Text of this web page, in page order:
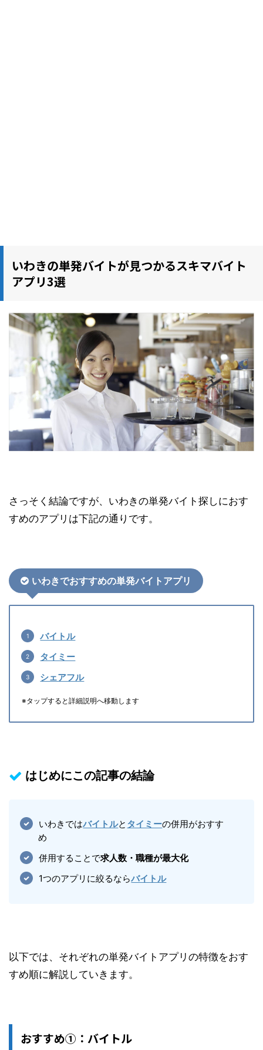
いわきの単発バイトが見つかるスキマバイト
アプリ3選
さっそく結論ですが、いわきの単発バイト探しにおす
すめのアプリは下記の通りです。
いわきでおすすめの単発バイトアプリ
バイトル
タイミー
シェアフル
※タップすると詳細説明へ移動します
はじめにこの記事の結論
いわきではバイトルと タイミーの併用がおすす
め
併用することで求人数・職種が最大化
1つのアプリに絞るならバイトル
以下では、それぞれの単発バイトアプリの特徴をおす
すめ順に解説していきます。
おすすめ①：バイトル